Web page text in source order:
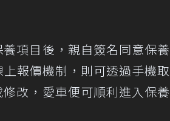
項目後，親自簽名同意保養
報價機制，則可透過手機取
改，愛車便可順利進入保養